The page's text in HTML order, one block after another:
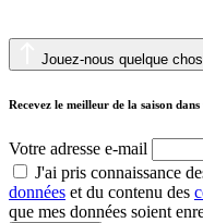
Jouez-nous quelque
Recevez le meilleur de la saison
Votre adresse e-mail
J'ai pris connaissance
données et du contenu des
que mes données soient